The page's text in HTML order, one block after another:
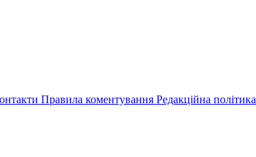
Правила коментування Редакційна політика